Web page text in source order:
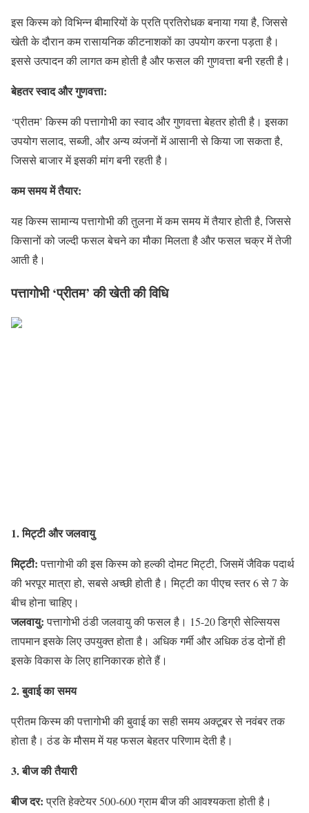
इस किस्म को विभिन्न बीमारियों के प्रति प्रतिरोधक बनाया गया है, जिससे
खेती के दौरान कम रासायनिक कीटनाशकों का उपयोग करना पड़ता है।
इससे उत्पादन की लागत कम होती है और फसल की गुणवत्ता बनी रहती है।
बेहतर स्वाद और गुणवत्ता:
‘प्रीतम’ किस्म की पत्तागोभी का स्वाद और गुणवत्ता बेहतर होती है। इसका
उपयोग सलाद, सब्जी, और अन्य व्यंजनों में आसानी से किया जा सकता है,
जिससे बाजार में इसकी मांग बनी रहती है।
कम समय में तैयार:
यह किस्म सामान्य पत्तागोभी की तुलना में कम समय में तैयार होती है, जिससे
किसानों को जल्दी फसल बेचने का मौका मिलता है और फसल चक्र में तेजी
आती है।
पत्तागोभी ‘प्रीतम’ की खेती की विधि
1. मिट्टी और जलवायु
मिट्टी:पत्तागोभी की इस किस्म को हल्की दोमट मिट्टी, जिसमें जैविक पदार्थ
की भरपूर मात्रा हो, सबसे अच्छी होती है। मिट्टी का पीएच स्तर 6 से 7 के
बीच होना चाहिए।
जलवायु:पत्तागोभी ठंडी जलवायु की फसल है। 15-20 डिग्री सेल्सियस
तापमान इसके लिए उपयुक्त होता है। अधिक गर्मी और अधिक ठंड दोनों ही
इसके विकास के लिए हानिकारक होते हैं।
2. बुवाई का समय
प्रीतम किस्म की पत्तागोभी की बुवाई का सही समय अक्टूबर से नवंबर तक
होता है। ठंड के मौसम में यह फसल बेहतर परिणाम देती है।
3. बीज की तैयारी
बीज दर:प्रति हेक्टेयर 500-600 ग्राम बीज की आवश्यकता होती है।